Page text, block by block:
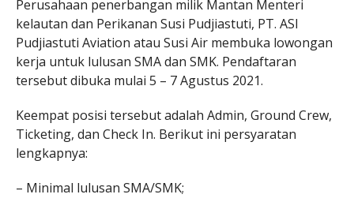
Perusahaan penerbangan milik Mantan Menteri
kelautan dan Perikanan Susi Pudjiastuti, PT. ASI
Pudjiastuti Aviation atau Susi Air membuka lowongan
kerja untuk lulusan SMA dan SMK. Pendaftaran
tersebut dibuka mulai 5 – 7 Agustus 2021.
Keempat posisi tersebut adalah Admin, Ground Crew,
Ticketing, dan Check In. Berikut ini persyaratan
lengkapnya:
– Minimal lulusan SMA/SMK;